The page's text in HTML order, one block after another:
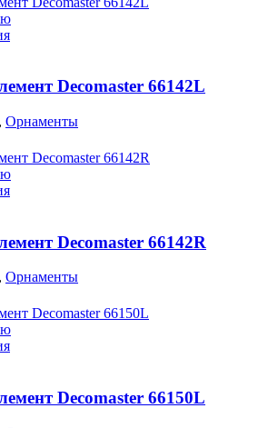
Decomaster 66142L
Орнаменты
Decomaster 66142R
Орнаменты
Decomaster 66150L